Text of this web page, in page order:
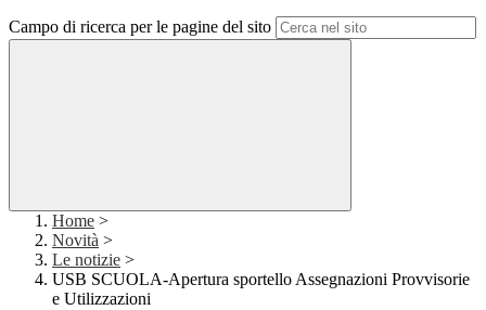
Campo di ricerca per le pagine del sito
Home >
Novità >
Le notizie >
USB SCUOLA-Apertura sportello Assegnazioni Provvisorie
e Utilizzazioni